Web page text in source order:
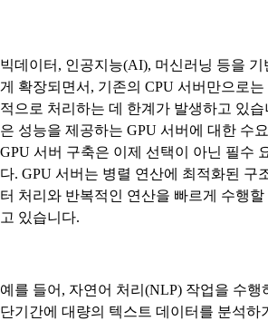
빅데이터, 인공지능(AI), 머신러닝 등을
게 확장되면서, 기존의 CPU 서버만으로
적으로 처리하는 데 한계가 발생하고 있
은 성능을 제공하는 GPU 서버에 대한 수
GPU 서버 구축은 이제 선택이 아닌 필수
다. GPU 서버는 병렬 연산에 최적화된 구
터 처리와 반복적인 연산을 빠르게 수행할
고 있습니다.
예를 들어, 자연어 처리(NLP) 작업을 수행
단기간에 대량의 텍스트 데이터를 분석하